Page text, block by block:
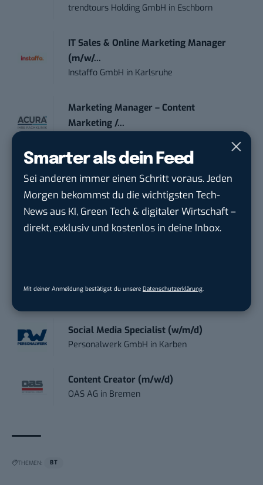
Smarter als dein Feed
Sei anderen immer einen Schritt voraus. Jeden
Morgen bekommst du die wichtigsten Tech-
News aus KI, Green Tech & digitaler Wirtschaft –
direkt, exklusiv und kostenlos in deine Inbox.
Mit deiner Anmeldung bestätigst du unsere Datenschutzerklärung
trendtours Holding GmbH in Eschborn
IT Sales & Online Marketing Manager
(m/w/...
Instaffo GmbH in Karlsruhe
Marketing Manager – Content
Marketing /...
Content Marketing Specialist Product &
Te...
Ferdinand Bilstein GmbH & Co. KG
Ennepetal
Compa...
in Rastede
Social Media Specialist (w/m/d)
Personalwerk GmbH in Karben
Content Creator (m/w/d)
OAS AG in Bremen
THEMEN: BT